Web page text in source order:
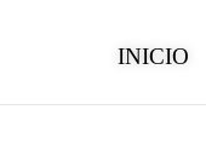
INICIO